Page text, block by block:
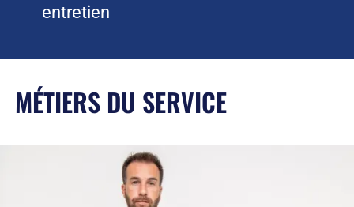
entretien
MÉTIERS DU SERVICE